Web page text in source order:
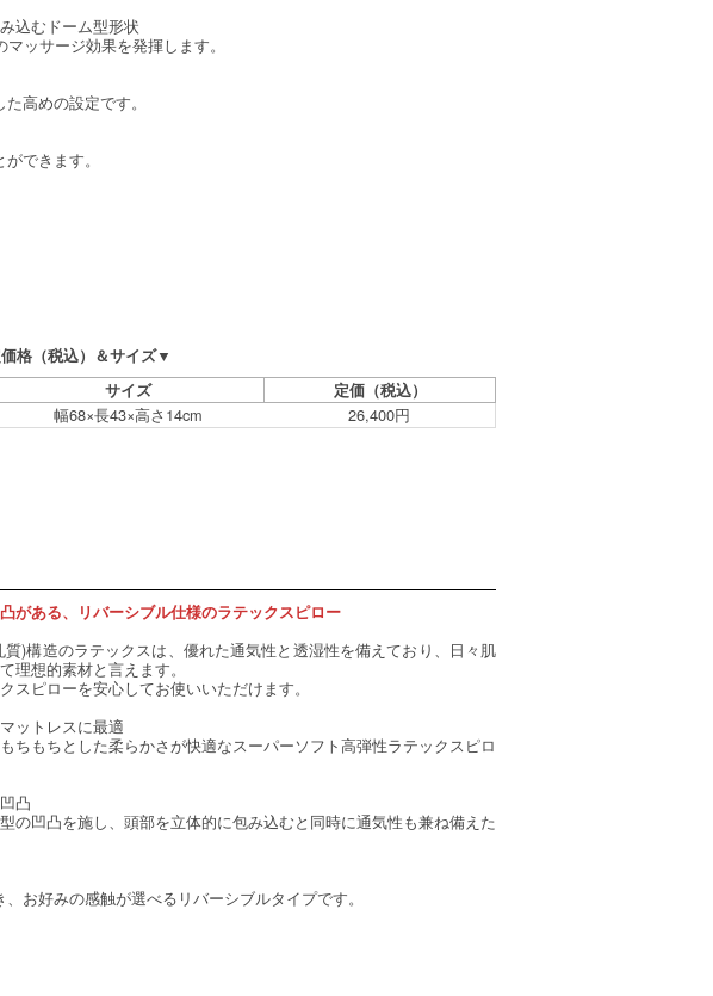
込むドーム型形状
ッサージ効果を発揮します。
高めの設定です。
できます。
格（税込）＆サイズ▼
サイズ
定価（税込）
幅68×長43×高さ14cm 26,400円
がある、リバーシブル仕様のラテックスピロー
質)構造のラテックスは、優れた通気性と透湿性を備えており、日々肌
理想的素材と言えます。
スピローを安心してお使いいただけます。
ットレスに最適
ちもちとした柔らかさが快適なスーパーソフト高弾性ラテックスピロ
凸
の凹凸を施し、頭部を立体的に包み込むと同時に通気性も兼ね備えた
お好みの感触が選べるリバーシブルタイプです。